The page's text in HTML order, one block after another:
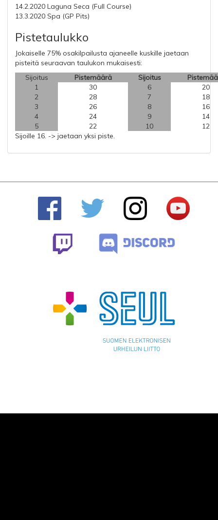
14.2.2020 Laguna Seca (Full Course)
13.3.2020 Spa (GP Pits)
Pistetaulukko
Jokaiselle 75% osakilpailusta ajaneelle kuskille jaetaan
pisteitä seuraavan taulukon mukaisesti:
Sijoitus
Pistemäärä Sijoitus
1
30 6
20
2
28 7
18
3
26 8
16
4
24 9
14
5
22 10
12
Sijoille 16. -> jaetaan yksi piste.